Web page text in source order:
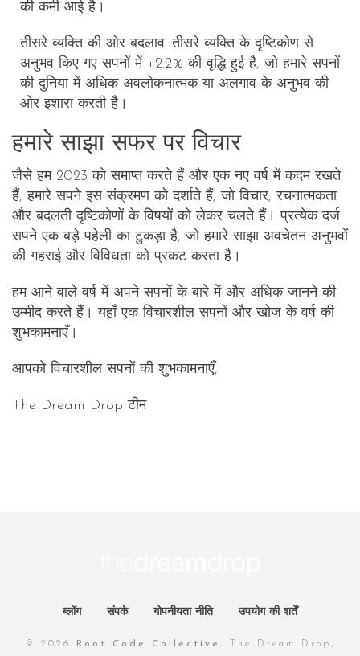
की कमी आई है।
तीसरे व्यक्ति की ओर बदलाव: तीसरे व्यक्ति के दृष्टिकोण से
अनुभव किए गए सपनों में +2.2% की वृद्धि हुई है, जो हमारे सपनों
की दुनिया में अधिक अवलोकनात्मक या अलगाव के अनुभव की
ओर इशारा करती है।
हमारे साझा सफर पर विचार
जैसे हम 2023 को समाप्त करते हैं और एक नए वर्ष में कदम रखते
हैं, हमारे सपने इस संक्रमण को दर्शाते हैं, जो विचार, रचनात्मकता
और बदलती दृष्टिकोणों के विषयों को लेकर चलते हैं। प्रत्येक दर्ज
सपने एक बड़े पहेली का टुकड़ा है, जो हमारे साझा अवचेतन अनुभवों
की गहराई और विविधता को प्रकट करता है।
हम आने वाले वर्ष में अपने सपनों के बारे में और अधिक जानने की
उम्मीद करते हैं। यहाँ एक विचारशील सपनों और खोज के वर्ष की
शुभकामनाएँ।
आपको विचारशील सपनों की शुभकामनाएँ,
The Dream Drop टीम
ब्लॉग संपर्क गोपनीयता नीति उपयोग की शर्तें
© 2026 Root Code Collective . The Dream Drop,